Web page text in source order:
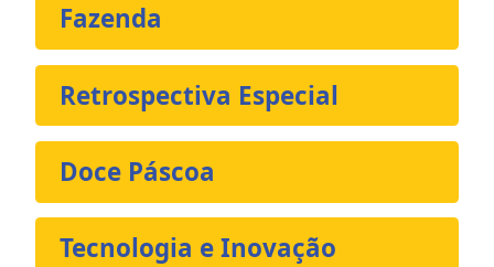
Fazenda
Retrospectiva Especial
Doce Páscoa
Tecnologia e Inovação